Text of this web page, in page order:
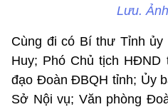
Lưu.
Cùng đi có Bí thư Tỉnh
Huy; Phó Chủ tịch HĐND
đạo Đoàn ĐBQH tỉnh; Ủy
Sở Nội vụ; Văn phòng